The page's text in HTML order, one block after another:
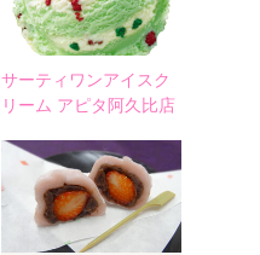
サーティワンアイスク
リーム アピタ阿久比店